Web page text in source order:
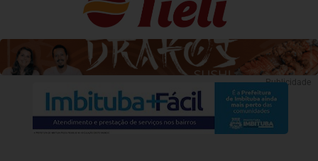
Publicidade